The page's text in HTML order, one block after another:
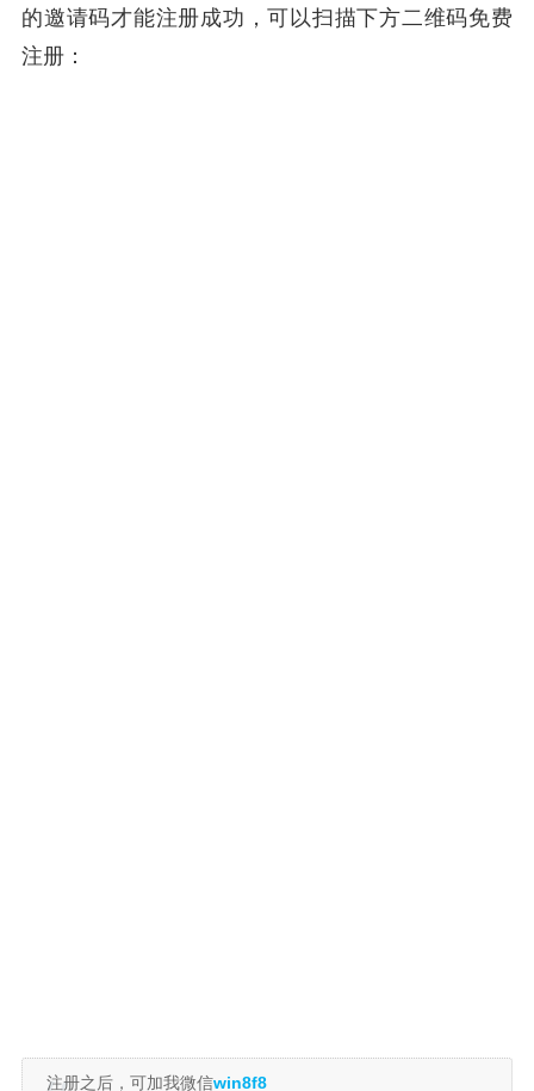
的邀请码才能注册成功，可以扫描下方二维码免费
注册：
注册之后，可加我微信win8f8